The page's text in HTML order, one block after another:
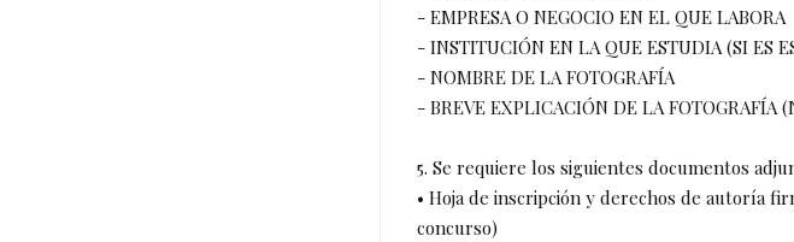
- EMPRESA O NEGOCIO EN EL QUE LABORA
- INSTITUCIÓN EN LA QUE ESTUDIA (SI ES
- NOMBRE DE LA FOTOGRAFÍA
- BREVE EXPLICACIÓN DE LA FOTOGRAFÍA
5. Se requiere los siguientes documentos
• Hoja de inscripción y derechos de autoría
concurso)